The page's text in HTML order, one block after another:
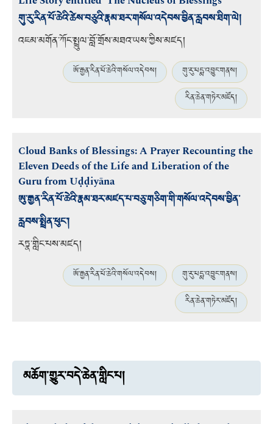
གུ་རུ་རིན་པོ་ཆེའི་ཚེས་བཅུའི་རྣམ་ཐར་གསོལ་འདེབས་བྱིན་རླབས་ཐིག་ལེ།
འཇམ་མགོན་ཀོང་སྤྲུལ་བློ་གྲོས་མཐའ་ཡས་ཀྱིས་མཛད།
ཨོ་རྒྱན་རིན་པོ་ཆེའི་གསོལ་འདེབས།
གུ་རུ་པདྨ་འབྱུང་གནས།
རིན་ཆེན་གཏེར་མཛོད།
Cloud Banks of Blessings: A Prayer Recounting the
Eleven Deeds of the Life and Liberation of the
Guru from Uḍḍiyāna
ཨུ་རྒྱན་རིན་པོ་ཆེའི་རྣམ་ཐར་མཛད་པ་བཅུ་གཅིག་གི་གསོལ་འདེབས་བྱིན་
རླབས་སྤྲིན་ཕུང་།
རཏྣ་གླིང་པས་མཛད།
ཨོ་རྒྱན་རིན་པོ་ཆེའི་གསོལ་འདེབས།
གུ་རུ་པདྨ་འབྱུང་གནས།
རིན་ཆེན་གཏེར་མཛོད།
མཆོག་གྱུར་བདེ་ཆེན་གླིང་པ།